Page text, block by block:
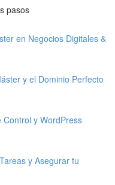
pasos
en Negocios Digitales &
y el Dominio Perfecto
Control y WordPress
y Asegurar tu